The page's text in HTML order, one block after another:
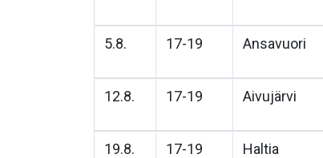
5.8. 17-19 Ansavuori
12.8. 17-19 Aivujärvi
19.8. 17-19 Haltia